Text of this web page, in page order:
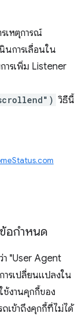
รเหตุการณ์
นการเลื่อนใน
ารเพิ่ม Listener
วิธีนี้
อกำหนด
า "User Agent
ารเปลี่ยนแปลงใน
ช้งานคุกกี้ของ
เข้าถึงคุกกี้ที่ไม่ได้